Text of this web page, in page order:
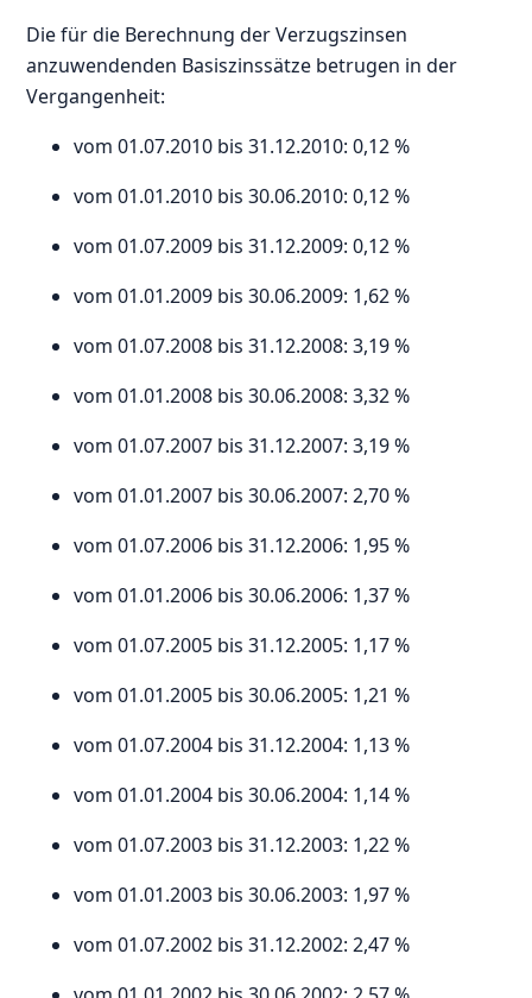
Die für die Berechnung der Verzugszinsen
anzuwendenden Basiszinssätze betrugen in der
Vergangenheit:
vom 01.07.2010 bis 31.12.2010: 0,12 %
vom 01.01.2010 bis 30.06.2010: 0,12 %
vom 01.07.2009 bis 31.12.2009: 0,12 %
vom 01.01.2009 bis 30.06.2009: 1,62 %
vom 01.07.2008 bis 31.12.2008: 3,19 %
vom 01.01.2008 bis 30.06.2008: 3,32 %
vom 01.07.2007 bis 31.12.2007: 3,19 %
vom 01.01.2007 bis 30.06.2007: 2,70 %
vom 01.07.2006 bis 31.12.2006: 1,95 %
vom 01.01.2006 bis 30.06.2006: 1,37 %
vom 01.07.2005 bis 31.12.2005: 1,17 %
vom 01.01.2005 bis 30.06.2005: 1,21 %
vom 01.07.2004 bis 31.12.2004: 1,13 %
vom 01.01.2004 bis 30.06.2004: 1,14 %
vom 01.07.2003 bis 31.12.2003: 1,22 %
vom 01.01.2003 bis 30.06.2003: 1,97 %
vom 01.07.2002 bis 31.12.2002: 2,47 %